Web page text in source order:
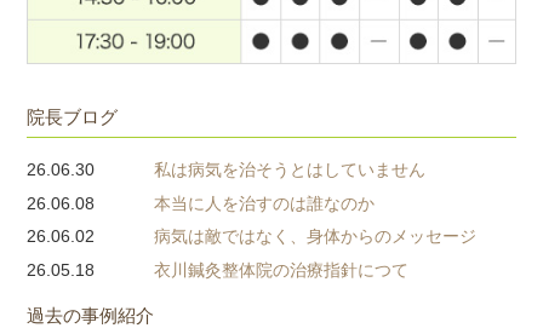
院長ブログ
26.06.30
私は病気を治そうとはしていません
26.06.08
本当に人を治すのは誰なのか
26.06.02
病気は敵ではなく、身体からのメッセージ
26.05.18
衣川鍼灸整体院の治療指針につて
過去の事例紹介